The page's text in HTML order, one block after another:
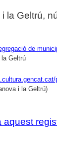
la Geltrú,
de
Geltrú
i la Geltrú)
aquest